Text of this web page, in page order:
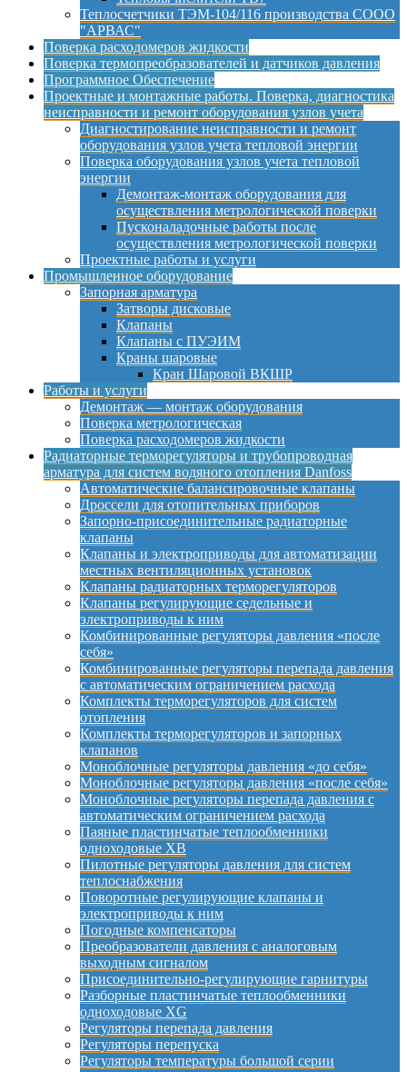
Теплосчетчики ТЭМ-104/116 производства СООО
"АРВАС"
Поверка расходомеров жидкости
Поверка термопреобразователей и датчиков давления
Программное Обеспечение
Проектные и монтажные работы. Поверка, диагностика
неисправности и ремонт оборудования узлов учета
Диагностирование неисправности и ремонт
оборудования узлов учета тепловой энергии
Поверка оборудования узлов учета тепловой
энергии
Демонтаж-монтаж оборудования для
осуществления метрологической поверки
Пусконаладочные работы после
осуществления метрологической поверки
Проектные работы и услуги
Промышленное оборудование
Запорная арматура
Затворы дисковые
Клапаны
Клапаны с ПУЭИМ
Краны шаровые
Кран Шаровой ВКШР
Работы и услуги
Демонтаж — монтаж оборудования
Поверка метрологическая
Поверка расходомеров жидкости
Радиаторные терморегуляторы и трубопроводная
арматура для систем водяного отопления Danfoss
Автоматические балансировочные клапаны
Дроссели для отопительных приборов
Запорно-присоединительные радиаторные
клапаны
Клапаны и электроприводы для автоматизации
местных вентиляционных установок
Клапаны радиаторных терморегуляторов
Клапаны регулирующие седельные и
электроприводы к ним
Комбинированные регуляторы давления «после
себя»
Комбинированные регуляторы перепада давления
с автоматическим ограничением расхода
Комплекты терморегуляторов для систем
отопления
Комплекты терморегуляторов и запорных
клапанов
Моноблочные регуляторы давления «до себя»
Моноблочные регуляторы давления «после себя»
Моноблочные регуляторы перепада давления с
автоматическим ограничением расхода
Паяные пластинчатые теплообменники
одноходовые XB
Пилотные регуляторы давления для систем
теплоснабжения
Поворотные регулирующие клапаны и
электроприводы к ним
Погодные компенсаторы
Преобразователи давления с аналоговым
выходным сигналом
Присоединительно-регулирующие гарнитуры
Разборные пластинчатые теплообменники
одноходовые XG
Регуляторы перепада давления
Регуляторы перепуска
Регуляторы температуры большой серии